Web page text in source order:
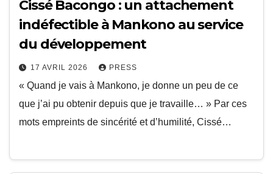
Cissé Bacongo : un attachement
indéfectible à Mankono au service
du développement
17 AVRIL 2026 PRESS
« Quand je vais à Mankono, je donne un peu de ce
que j’ai pu obtenir depuis que je travaille… » Par ces
mots empreints de sincérité et d’humilité, Cissé…